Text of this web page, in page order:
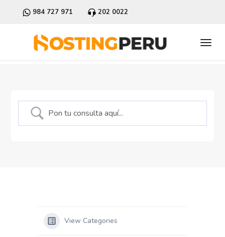
984 727 971 202 0022
View Categories